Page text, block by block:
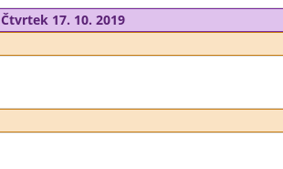
Čtvrtek 17. 10. 2019